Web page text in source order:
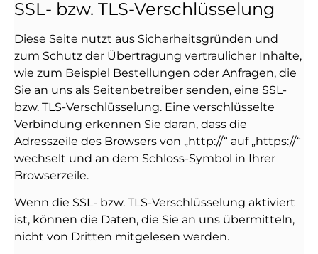
SSL- bzw. TLS-Verschlüsselung
Diese Seite nutzt aus Sicherheitsgründen und
zum Schutz der Übertragung vertraulicher Inhalte,
wie zum Beispiel Bestellungen oder Anfragen, die
Sie an uns als Seitenbetreiber senden, eine SSL-
bzw. TLS-Verschlüsselung. Eine verschlüsselte
Verbindung erkennen Sie daran, dass die
Adresszeile des Browsers von „http://“ auf „https://“
wechselt und an dem Schloss-Symbol in Ihrer
Browserzeile.
Wenn die SSL- bzw. TLS-Verschlüsselung aktiviert
ist, können die Daten, die Sie an uns übermitteln,
nicht von Dritten mitgelesen werden.